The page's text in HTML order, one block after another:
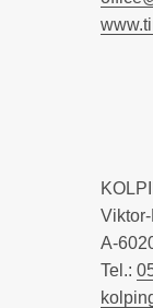
A-
Tel.: